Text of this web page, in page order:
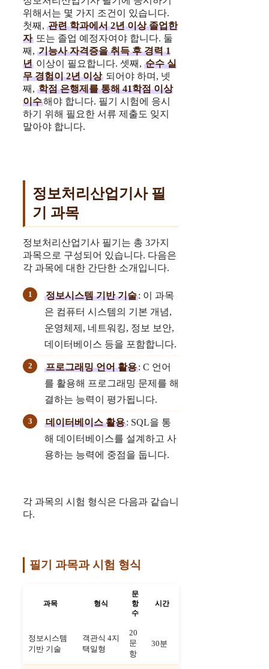
위해서는 몇 가지 조건이 있습니다.
첫째, 관련 학과에서 2년 이상 졸업한
자 또는 졸업 예정자여야 합니다. 둘
째, 기능사 자격증을 취득 후 경력 1
년 이상이 필요합니다. 셋째, 순수 실
무 경험이 2년 이상 되어야 하며, 넷
째, 학점 은행제를 통해 41학점 이상
이수해야 합니다. 필기 시험에 응시
하기 위해 필요한 서류 제출도 잊지
말아야 합니다.
정보처리산업기사 필
기 과목
정보처리산업기사 필기는 총 3가지
과목으로 구성되어 있습니다. 다음은
각 과목에 대한 간단한 소개입니다.
정보시스템 기반 기술: 이 과목
은 컴퓨터 시스템의 기본 개념,
운영체제, 네트워킹, 정보 보안,
데이터베이스 등을 포함합니다.
프로그래밍 언어 활용: C 언어
를 활용해 프로그래밍 문제를 해
결하는 능력이 평가됩니다.
데이터베이스 활용: SQL을 통
해 데이터베이스를 설계하고 사
용하는 능력에 중점을 둡니다.
각 과목의 시험 형식은 다음과 같습니
다.
필기 과목과 시험 형식
과목 형식
문
항
수
시간
정보시스템
기반 기술
객관식 4지
택일형
20
문
항
30분